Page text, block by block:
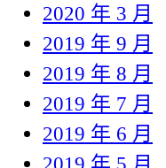
2020 年 3 月
2019 年 9 月
2019 年 8 月
2019 年 7 月
2019 年 6 月